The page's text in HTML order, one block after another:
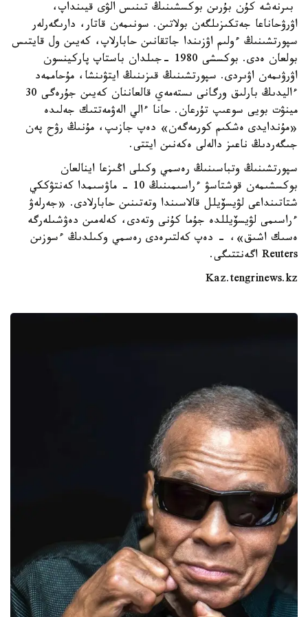
بىرنەشە كۇن بۇرىن بوكسشىنىڭ تىنىس الۋى قيىنداپ،
اۋرۋحاناعا جەتكىزىلگەن بولاتىن. سونىمەن قاتار، دارىگەرلەر
سپورتشىنىڭ ءولىم اۋزىندا جاتقانىن حابارلاپ، كەيىن ول قايتىس
بولعان ەدى. بوكسشى 1980 -جىلدان باستاپ پاركينسون
اۋرۋىمەن اۋىردى. سپورتشىنىڭ قىزىنىڭ ايتۋىنشا، مۇحاممەد
ءاليدىڭ بارلىق ورگانى ىستەمەي قالعاننان كەيىن جۇرەگى 30
مينۋت بويى سوعىپ تۇرعان. حانا ءالي الەۋمەتتىك جەلىدە
«مۇندايدى ەشكىم كورمەگەن» دەپ جازىپ، مۇنىڭ رۋح پەن
جىگەردىڭ ناعىز دالەلى ەكەنىن ايتتى.
سپورتشىنىڭ وتباسىنىڭ رەسمي وكىلى اڭىزعا اينالعان
بوكسشىمەن قوشتاسۋ ءراسىمىنىڭ 10 - ماۋسىمدا كەنتۋككي
شتاتىنداعى لۋيسۆيلل قالاسىندا وتەتىنىن حابارلادى. «جەرلەۋ
ءراسىمى لۋيسۆيللدە جۇما كۇنى وتەدى، كەلەمىن دەۋشىلەرگە
ەسىك اشىق»، - دەپ كەلتىرەدى رەسمي وكىلدىڭ ءسوزىن
Reuters اگەنتتىگى.
Kaz.tengrinews.kz